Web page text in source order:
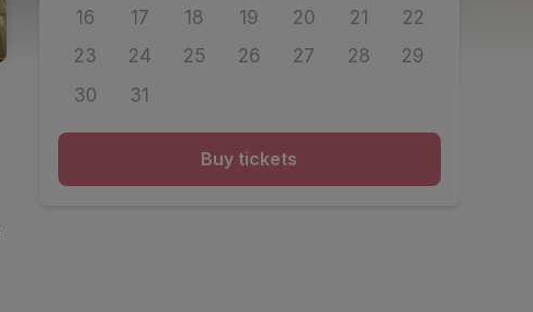
16No tickets available
17No tickets available
18No tickets available
19No tickets available
20No tickets available
21No tickets available
22No tickets
23No tickets available
24No tickets available
25No tickets available
26No tickets available
27No tickets available
28No tickets available
29No tickets
30
No tickets available
31No tickets available
Buy tickets